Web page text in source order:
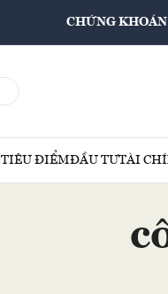
CHỨNG KHOÁN
TIÊU ĐIỂMĐẦU TƯTÀI